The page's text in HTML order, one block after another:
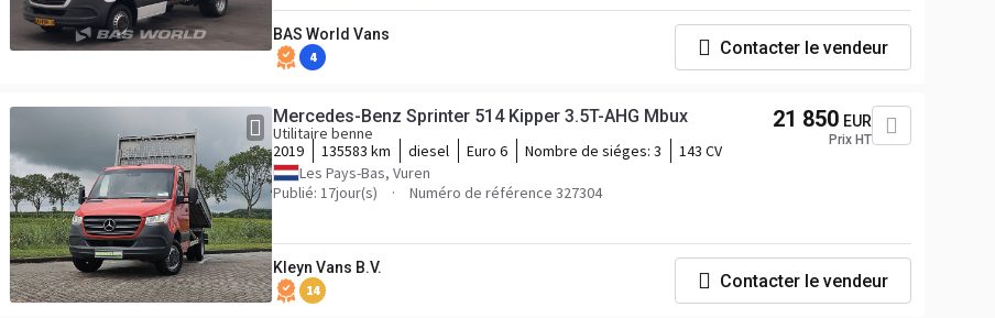
BAS World Vans
4 Contacter le vendeur
Mercedes-Benz Sprinter 514 Kipper 3.5T-AHG Mbux
Utilitaire benne
2019
135583 km diesel Euro 6 Nombre de siéges: 3
143 CV
Les Pays-Bas, Vuren
Publié: 17jour(s)
Numéro de référence 327304
21 850 EUR
Prix HT
Kleyn Vans B.V.
14 Contacter le vendeur